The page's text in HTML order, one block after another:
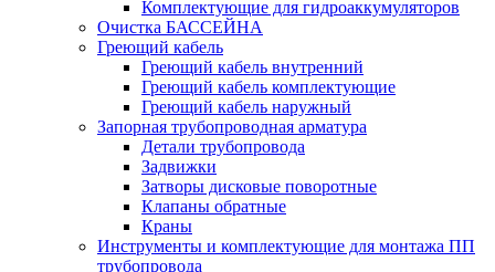
Комплектующие для гидроаккумуляторов
Очистка БАССЕЙНА
Греющий кабель
Греющий кабель внутренний
Греющий кабель комплектующие
Греющий кабель наружный
Запорная трубопроводная арматура
Детали трубопровода
Задвижки
Затворы дисковые поворотные
Клапаны обратные
Краны
Инструменты и комплектующие для монтажа ПП
трубопровода